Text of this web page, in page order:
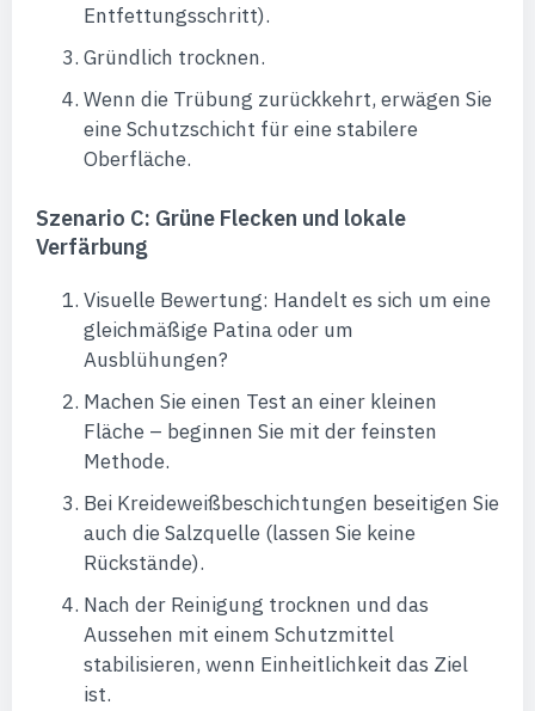
Entfettungsschritt).
Gründlich trocknen.
Wenn die Trübung zurückkehrt, erwägen Sie
eine Schutzschicht für eine stabilere
Oberfläche.
Szenario C: Grüne Flecken und lokale
Verfärbung
Visuelle Bewertung: Handelt es sich um eine
gleichmäßige Patina oder um
Ausblühungen?
Machen Sie einen Test an einer kleinen
Fläche – beginnen Sie mit der feinsten
Methode.
Bei Kreideweißbeschichtungen beseitigen Sie
auch die Salzquelle (lassen Sie keine
Rückstände).
Nach der Reinigung trocknen und das
Aussehen mit einem Schutzmittel
stabilisieren, wenn Einheitlichkeit das Ziel
ist.